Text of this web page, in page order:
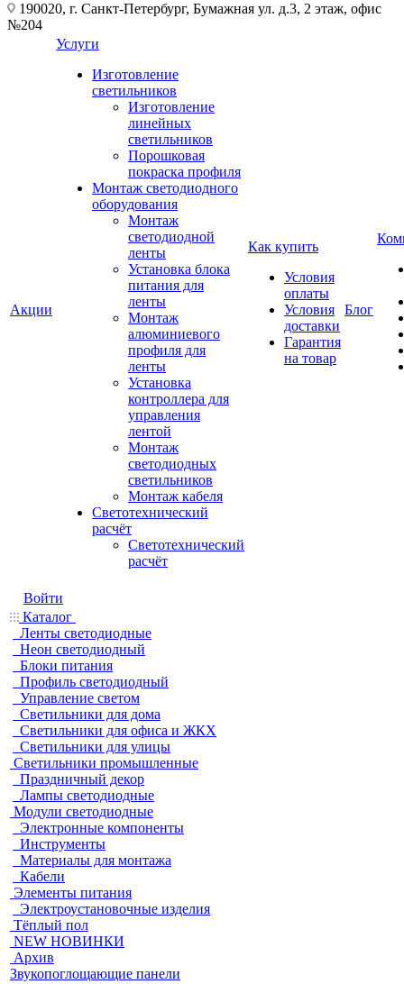
190020, г. Санкт-Петербург, Бумажная ул. д.3, 2 этаж, офис
№204
Акции
Услуги
Изготовление
светильников
Изготовление
линейных
светильников
Порошковая
покраска профиля
Монтаж светодиодного
оборудования
Монтаж
светодиодной
ленты
Установка блока
питания для
ленты
Монтаж
алюминиевого
профиля для
ленты
Установка
контроллера для
управления
лентой
Монтаж
светодиодных
светильников
Монтаж кабеля
Светотехнический
расчёт
Светотехнический
расчёт
Как купить
Условия
оплаты
Условия
доставки
Гарантия
на товар
Блог
Войти
Каталог
Ленты светодиодные
Неон светодиодный
Блоки питания
Профиль светодиодный
Управление светом
Светильники для дома
Светильники для офиса и ЖКХ
Светильники для улицы
Светильники промышленные
Праздничный декор
Лампы светодиодные
Модули светодиодные
Электронные компоненты
Инструменты
Материалы для монтажа
Кабели
Элементы питания
Электроустановочные изделия
Тёплый пол
NEW НОВИНКИ
Архив
Звукопоглощающие панели